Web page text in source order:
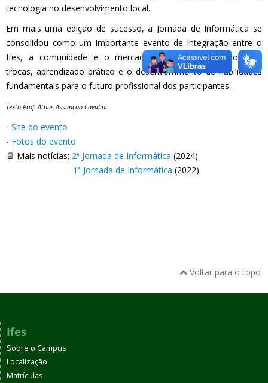
tecnologia no desenvolvimento local.
Em mais uma edição de sucesso, a Jornada de Informática se
consolidou como um importante evento de integração entre o
Ifes, a comunidade e o mercado de trabalho, promovendo
trocas, aprendizado prático e o desenvolvimento de habilidades
fundamentais para o futuro profissional dos participantes.
Texto Prof. Athus Assunção Cavalini
- Site do evento
- Fotos do evento
📄 Mais notícias: 2ª Jornada de Informática (2024)
1ª Jornada de Informática (2022)
Voltar para o topo
Ifes
Sobre o Campus
Localização
Matrículas